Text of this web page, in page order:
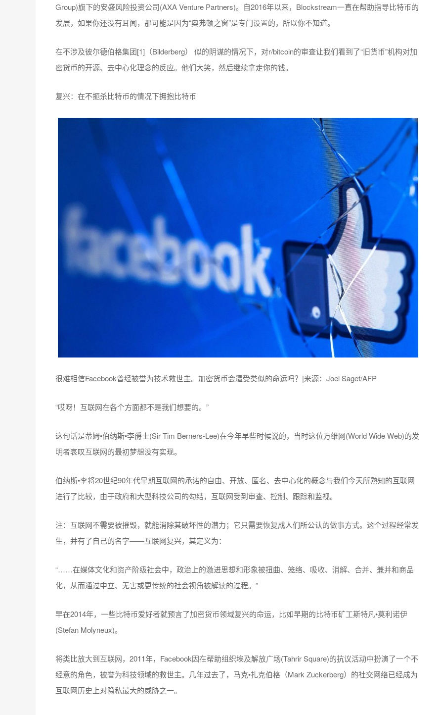
Group)旗下的安盛风险投资公司(AXA Venture Partners)。自2016年以来，Blockstream一直在帮助指导比特币的
发展，如果你还没有耳闻，那可能是因为“奥弗顿之窗”是专门设置的，所以你不知道。
在不涉及彼尔德伯格集团[1]（Bilderberg） 似的阴谋的情况下，对r/bitcoin的审查让我们看到了“旧货币”机构对加
密货币的开源、去中心化理念的反应。他们大笑，然后继续拿走你的钱。
复兴：在不扼杀比特币的情况下拥抱比特币
很难相信Facebook曾经被誉为技术救世主。加密货币会遭受类似的命运吗？|来源：Joel Saget/AFP
“哎呀！互联网在各个方面都不是我们想要的。”
这句话是蒂姆•伯纳斯•李爵士(Sir Tim Berners-Lee)在今年早些时候说的，当时这位万维网(World Wide Web)的发
明者哀叹互联网的最初梦想没有实现。
伯纳斯•李将20世纪90年代早期互联网的承诺的自由、开放、匿名、去中心化的概念与我们今天所熟知的互联网
进行了比较，由于政府和大型科技公司的勾结，互联网受到审查、控制、跟踪和监视。
注：互联网不需要被摧毁，就能消除其破坏性的潜力；它只需要恢复成人们所公认的做事方式。这个过程经常发
生，并有了自己的名字——互联网复兴，其定义为：
“……在媒体文化和资产阶级社会中，政治上的激进思想和形象被扭曲、笼络、吸收、消解、合并、兼并和商品
化，从而通过中立、无害或更传统的社会视角被解读的过程。”
早在2014年，一些比特币爱好者就预言了加密货币领域复兴的命运，比如早期的比特币矿工斯特凡•莫利诺伊
(Stefan Molyneux)。
将类比放大到互联网，2011年，Facebook因在帮助组织埃及解放广场(Tahrir Square)的抗议活动中扮演了一个不
经意的角色，被誉为科技领域的救世主。几年过去了，马克•扎克伯格（Mark Zuckerberg）的社交网络已经成为
互联网历史上对隐私最大的威胁之一。